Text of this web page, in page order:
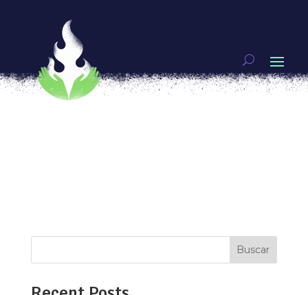
Mujeres, Sistema de resistencia colectiva Metro
porLuchadoras
guerreras
[vc_row type=»in_container»
Buscar